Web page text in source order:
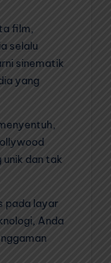
film,
selalu
sinematik
yang
dan tak
pada layar
Anda